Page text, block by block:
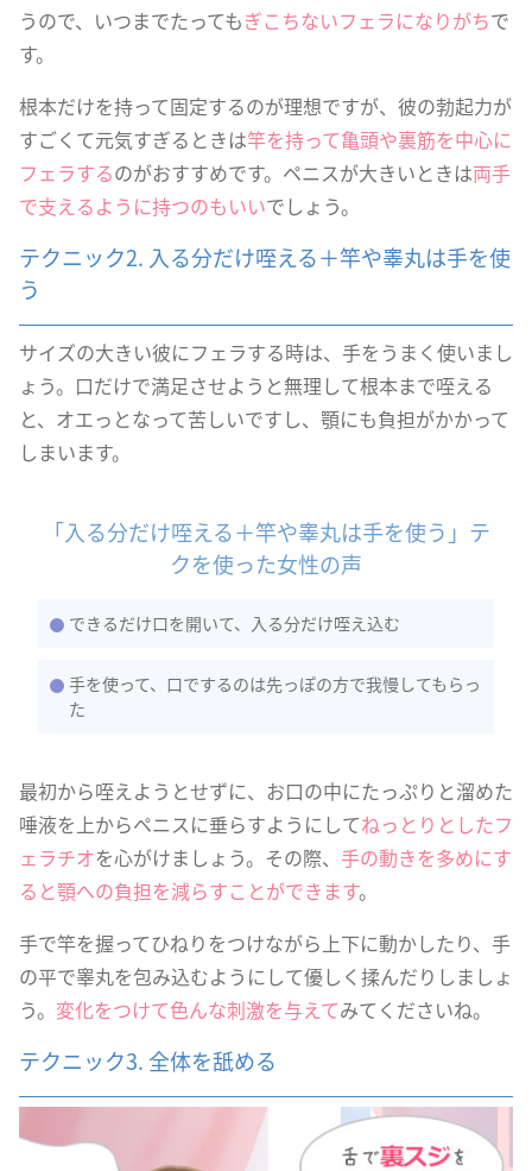
うので、いつまでたってもぎこちないフェラになりがちで
す。
根本だけを持って固定するのが理想ですが、彼の勃起力が
すごくて元気すぎるときは竿を持って亀頭や裏筋を中心に
フェラするのがおすすめです。ペニスが大きいときは両手
で支えるように持つのもいいでしょう。
テクニック2. 入る分だけ咥える＋竿や睾丸は手を使
う
サイズの大きい彼にフェラする時は、手をうまく使いまし
ょう。口だけで満足させようと無理して根本まで咥える
と、オエっとなって苦しいですし、顎にも負担がかかって
しまいます。
「入る分だけ咥える＋竿や睾丸は手を使う」テ
クを使った女性の声
できるだけ口を開いて、入る分だけ咥え込む
手を使って、口でするのは先っぽの方で我慢してもらっ
た
最初から咥えようとせずに、お口の中にたっぷりと溜めた
唾液を上からペニスに垂らすようにしてねっとりとしたフ
ェラチオを心がけましょう。その際、 手の動きを多めにす
ると顎への負担を減らすことができます。
手で竿を握ってひねりをつけながら上下に動かしたり、手
の平で睾丸を包み込むようにして優しく揉んだりしましょ
う。 変化をつけて色んな刺激を与えてみてくださいね。
テクニック3. 全体を舐める